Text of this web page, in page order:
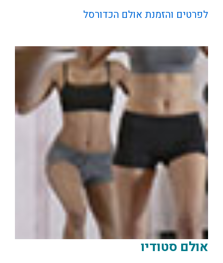
לפרטים והזמנת אולם הכדורסל
אולם סטודיו